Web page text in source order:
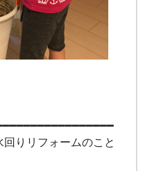
りリフォームのこと